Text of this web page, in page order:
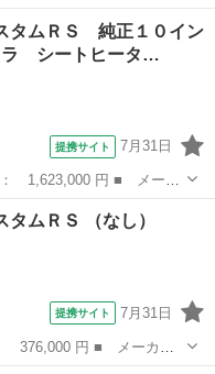
■ グレード名： Ｇター
ビ 両側電動スライドド
タムＲＳ 純正１０イン
シートヒータ…
提携サイト 7月31日
レード名： カスタム
シートヒーター アダク
ムＲＳ （なし）
提携サイト 7月31日
ード名： カスタムＲ